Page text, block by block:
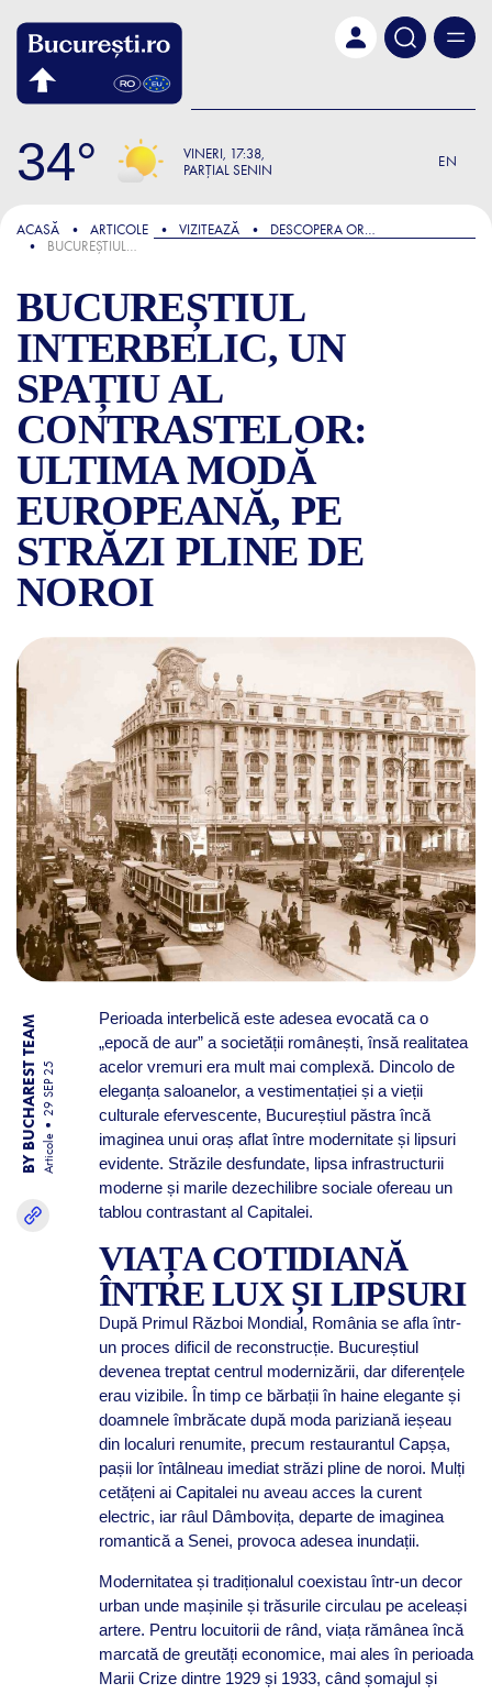
34 VINERI 17:38
PARȚIAL SENIN
EN
FOCUS
ACASĂ ARTICOLE VIZITEAZĂ
DESCOPERA ORASUL
BUCUREȘTIUL INTERBELIC, UN SPAȚIU AL CONTRASTELOR: ULTIMA MODĂ EUROPEANĂ, PE STRĂZI PLINE DE NOROI
BUCUREȘTIUL
INTERBELIC, UN
SPAȚIU AL
CONTRASTELOR:
ULTIMA MODĂ
EUROPEANĂ, PE
STRĂZI PLINE DE
NOROI
BUCUREȘTIUL
BY BUCHAREST TEAM Articole
29 SEP 25
Perioada interbelică este adesea evocată ca o
„epocă de aur” a societății românești, însă realitatea
acelor vremuri era mult mai complexă. Dincolo de
eleganța saloanelor, a vestimentației și a vieții
culturale efervescente, Bucureștiul păstra încă
imaginea unui oraș aflat între modernitate și lipsuri
evidente. Străzile desfundate, lipsa infrastructurii
moderne și marile dezechilibre sociale ofereau un
tablou contrastant al Capitalei.
VIAȚA COTIDIANĂ
ÎNTRE LUX ȘI LIPSURI
După Primul Război Mondial, România se afla într-
un proces dificil de reconstrucție. Bucureștiul
devenea treptat centrul modernizării, dar diferențele
erau vizibile. În timp ce bărbații în haine elegante și
doamnele îmbrăcate după moda pariziană ieșeau
din localuri renumite, precum restaurantul Capșa,
pașii lor întâlneau imediat străzi pline de noroi. Mulți
cetățeni ai Capitalei nu aveau acces la curent
electric, iar râul Dâmbovița, departe de imaginea
romantică a Senei, provoca adesea inundații.
Modernitatea și tradiționalul coexistau într-un decor
urban unde mașinile și trăsurile circulau pe aceleași
artere. Pentru locuitorii de rând, viața rămânea încă
marcată de greutăți economice, mai ales în perioada
Marii Crize dintre 1929 și 1933, când șomajul și